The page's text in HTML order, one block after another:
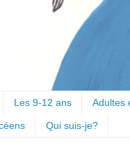
Les 9-12 ans Adultes
Qui suis-je?